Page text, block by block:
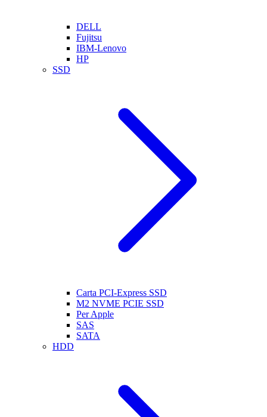
DELL
Fujitsu
IBM-Lenovo
HP
SSD
Carta PCI-Express SSD
M2 NVME PCIE SSD
Per Apple
SAS
SATA
HDD